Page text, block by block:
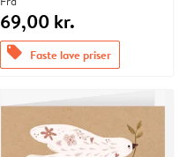
69,00 kr.
offers Faste lave priser